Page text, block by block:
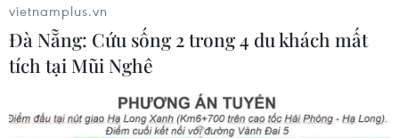
Xem thêm
vietnamplus.vn
Đà Nẵng: Cứu sống 2 trong 4 du khách mất
tích tại Mũi Nghê